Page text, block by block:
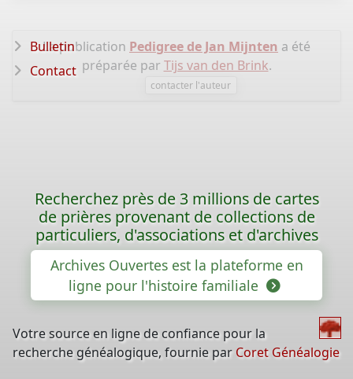
La publication Pedigree de Jan Mijnten a été
préparée par Tijs van den Brink.
contacter l'auteur
Bulletin
Contact
Recherchez près de 3 millions de cartes
de prières provenant de collections de
particuliers, d'associations et d'archives
Archives Ouvertes est la plateforme en
ligne pour l'histoire familiale
Votre source en ligne de confiance pour la
recherche généalogique, fournie par Coret Généalogie